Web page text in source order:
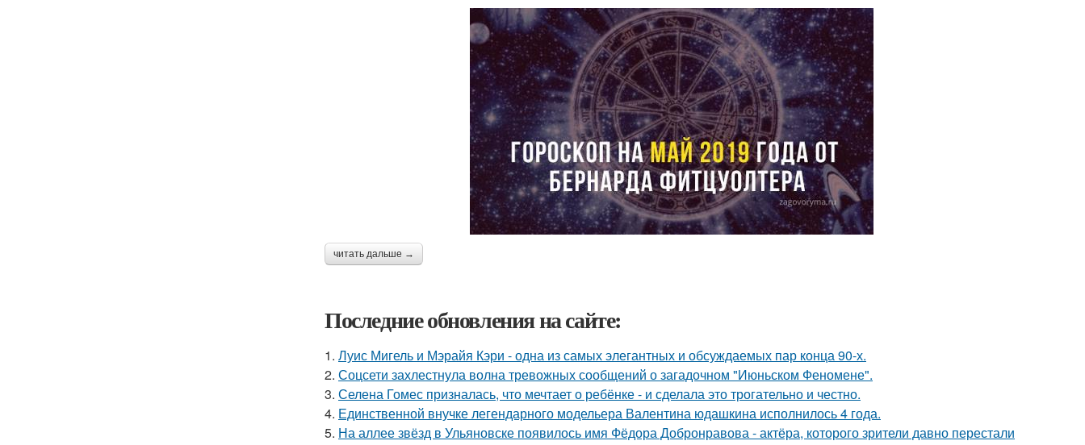
читать дальше →
Последние обновления на сайте:
1. Луис Мигель и Мэрайя Кэри - одна из самых элегантных и обсуждаемых пар конца 90-х.
2. Соцсети захлестнула волна тревожных сообщений о загадочном "Июньском Феномене".
3. Селена Гомес призналась, что мечтает о ребёнке - и сделала это трогательно и честно.
4. Единственной внучке легендарного модельера Валентина юдашкина исполнилось 4 года.
5. На аллее звёзд в Ульяновске появилось имя Фёдора Добронравова - актёра, которого зрители давно перестали